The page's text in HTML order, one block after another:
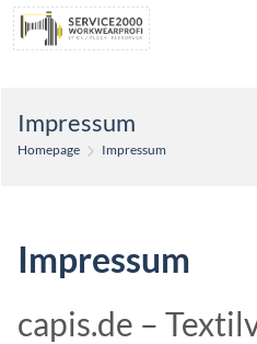
content
Impressum
Homepage Impressum
Impressum
capis.de –